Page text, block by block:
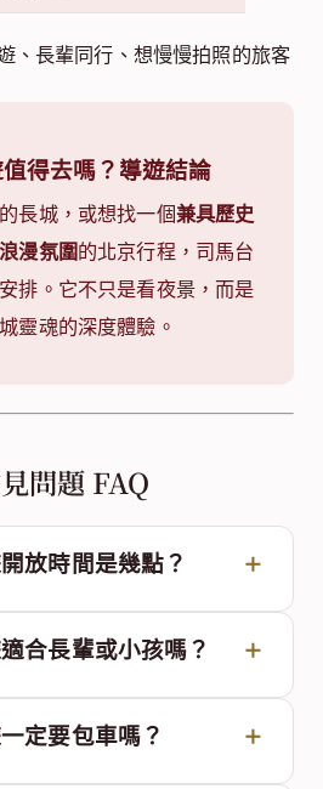
、長輩同行、想慢慢拍照的旅客
得去嗎？導遊結論
長城，或想找一個兼具歷史
漫氛圍的北京行程，司馬台
排。它不只是看夜景，而是
靈魂的深度體驗。
問題 FAQ
放時間是幾點？
合長輩或小孩嗎？
定要包車嗎？